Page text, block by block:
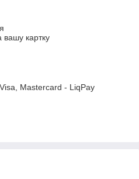
вашу картку
Mastercard - LiqPay